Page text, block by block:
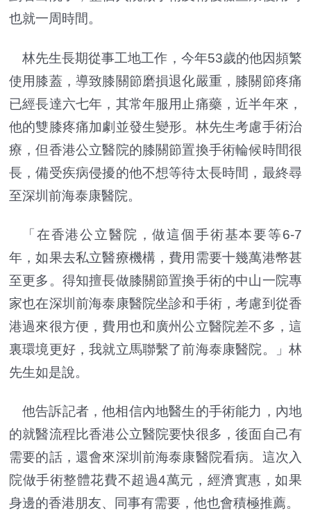
也就一周時間。
林先生長期從事工地工作，今年53歲的他因頻繁
使用膝蓋，導致膝關節磨損退化嚴重，膝關節疼痛
已經長達六七年，其常年服用止痛藥，近半年來，
他的雙膝疼痛加劇並發生變形。林先生考慮手術治
療，但香港公立醫院的膝關節置換手術輪候時間很
長，備受疾病侵擾的他不想等待太長時間，最終尋
至深圳前海泰康醫院。
「在香港公立醫院，做這個手術基本要等6-7
年，如果去私立醫療機構，費用需要十幾萬港幣甚
至更多。得知擅長做膝關節置換手術的中山一院專
家也在深圳前海泰康醫院坐診和手術，考慮到從香
港過來很方便，費用也和廣州公立醫院差不多，這
裏環境更好，我就立馬聯繫了前海泰康醫院。」林
先生如是說。
他告訴記者，他相信內地醫生的手術能力，內地
的就醫流程比香港公立醫院要快很多，後面自己有
需要的話，還會來深圳前海泰康醫院看病。這次入
院做手術整體花費不超過4萬元，經濟實惠，如果
身邊的香港朋友、同事有需要，他也會積極推薦。